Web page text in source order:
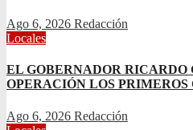
Ago 6, 2026 Redacción
Locales
EL GOBERNADOR RICARDO
OPERACIÓN LOS
Ago 6, 2026 Redacción